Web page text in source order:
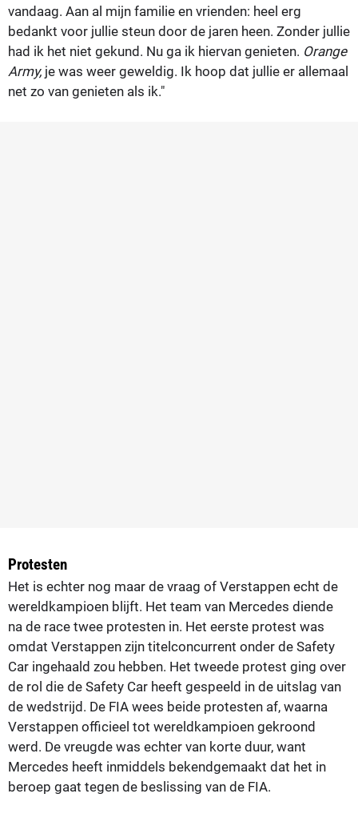
vandaag. Aan al mijn familie en vrienden: heel erg
bedankt voor jullie steun door de jaren heen. Zonder jullie
had ik het niet gekund. Nu ga ik hiervan genieten. Orange
Army, je was weer geweldig. Ik hoop dat jullie er allemaal
net zo van genieten als ik."
Protesten
Het is echter nog maar de vraag of Verstappen echt de
wereldkampioen blijft. Het team van Mercedes diende
na de race twee protesten in. Het eerste protest was
omdat Verstappen zijn titelconcurrent onder de Safety
Car ingehaald zou hebben. Het tweede protest ging over
de rol die de Safety Car heeft gespeeld in de uitslag van
de wedstrijd. De FIA wees beide protesten af, waarna
Verstappen officieel tot wereldkampioen gekroond
werd. De vreugde was echter van korte duur, want
Mercedes heeft inmiddels bekendgemaakt dat het in
beroep gaat tegen de beslissing van de FIA.